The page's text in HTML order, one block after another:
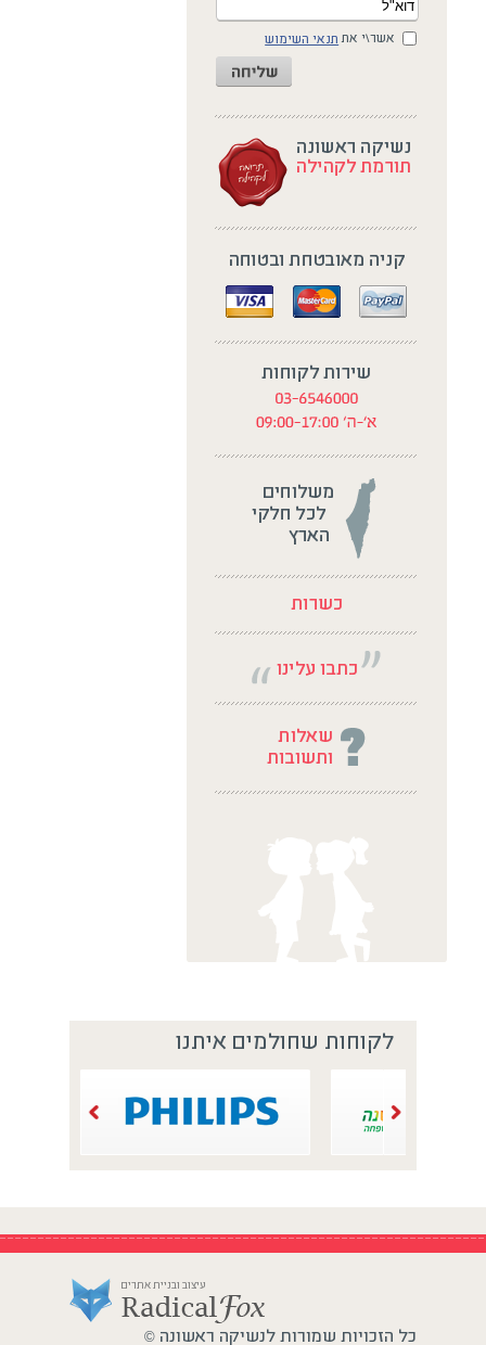
אשר\י את תנאי השימוש
לקוחות שחולמים איתנו
עיצוב ובניית אתרים
כל הזכויות שמורות לנשיקה ראשונה ©